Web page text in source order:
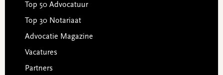
Top 50 Advocatuur
Top 30 Notariaat
Advocatie Magazine
Vacatures
Partners